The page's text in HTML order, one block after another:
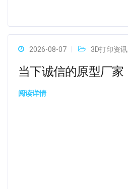
2026-08-07 3D打印资讯
当下诚信的原型厂家
阅读详情